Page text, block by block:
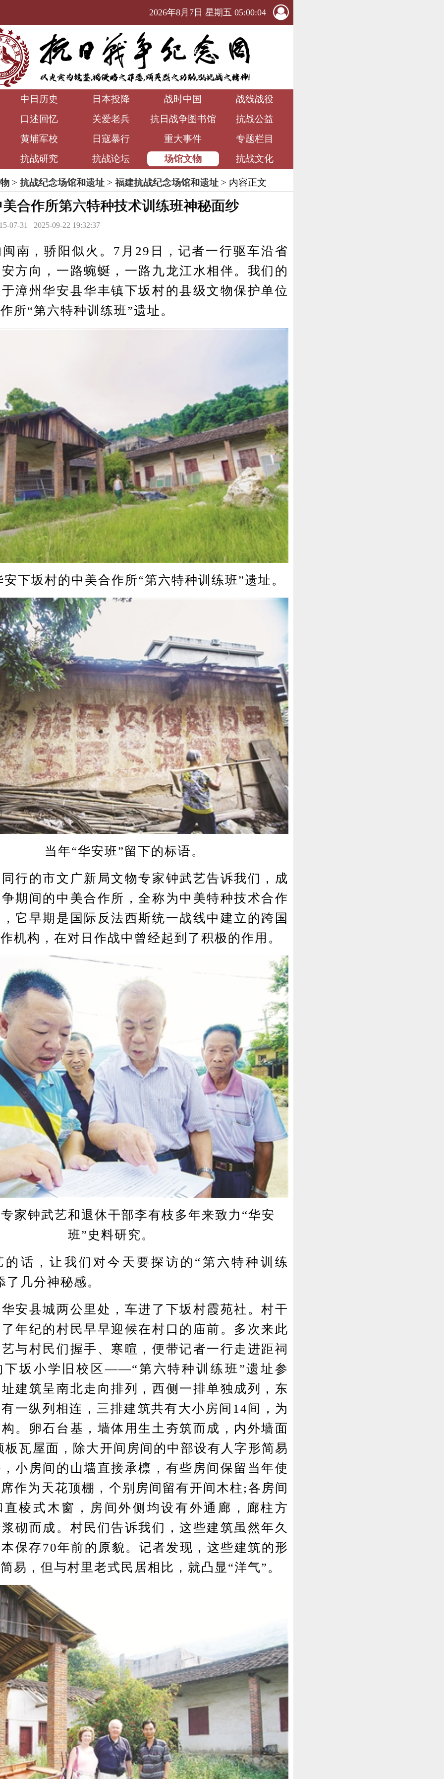
2026年8月7日 星期五 05:00:05
中日历史 日本投降 战时中国
战线战役
口述回忆
关爱老兵 抗日战争图书馆
抗战公益
黄埔军校
日寇暴行 重大事件
专题栏目
抗战研究
抗战论坛 场馆文物 抗战文化
> 抗战纪念场馆和遗址 > 福建抗战纪念场馆和遗址 > 内容正文
合作所第六特种技术训练班神秘面纱
07-31 2025-09-22 19:32:37
，骄阳似火。7月29日，记者一行驱车沿省
方向，一路蜿蜒，一路九龙江水相伴。我们的
漳州华安县华丰镇下坂村的县级文物保护单位
“第六特种训练班”遗址。
坂村的中美合作所“第六特种训练班”遗址。
当年“华安班”留下的标语。
的市文广新局文物专家钟武艺告诉我们，成
期间的中美合作所，全称为中美特种技术合作
它早期是国际反法西斯统一战线中建立的跨国
机构，在对日作战中曾经起到了积极的作用。
钟武艺和退休干部李有枝多年来致力“华安
班”史料研究。
，让我们对今天要探访的“第六特种训练
了几分神秘感。
县城两公里处，车进了下坂村霞苑社。村干
年纪的村民早早迎候在村口的庙前。多次来此
与村民们握手、寒暄，便带记者一行走进距祠
下坂小学旧校区——“第六特种训练班”遗址参
建筑呈南北走向排列，西侧一排单独成列，东
一纵列相连，三排建筑共有大小房间14间，为
。卵石台基，墙体用生土夯筑而成，内外墙面
板瓦屋面，除大开间房间的中部设有人字形简易
小房间的山墙直接承檩，有些房间保留当年使
作为天花顶棚，个别房间留有开间木柱;各房间
直棱式木窗，房间外侧均设有外通廊，廊柱方
砌而成。村民们告诉我们，这些建筑虽然年久
保存70年前的原貌。记者发现，这些建筑的形
易，但与村里老式民居相比，就凸显“洋气”。